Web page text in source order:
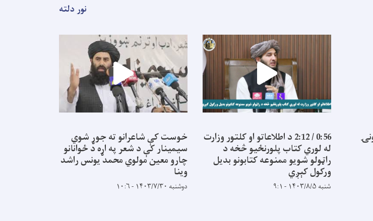
نور دلته
0:56 / 2:12 د اطلاعاتو او کلتور وزارت
له لوري کتاب پلورنځیو څخه د
راټولو شویو ممنوعه کتابونو بدیل
ورکول کېږي
شنبه ۱۴۰۳/۸/۵ - ۹:۱
خوست کې شاعرانو ته جوړ شوي
سیمینار کې د شعر په اړه د ځوانانو
چارو معین مولوي محمد یونس راشد
وینا
دوشنبه ۱۴۰۳/۷/۳۰ - ۱۰:۶